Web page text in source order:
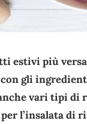
estivi più
gli
vari tipi di
l’insalata di